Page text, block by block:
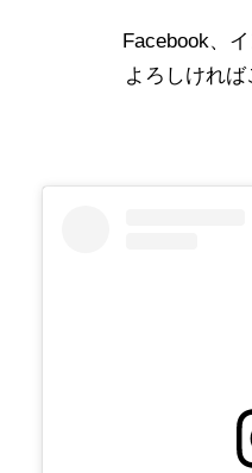
Facebook、
よろしければ